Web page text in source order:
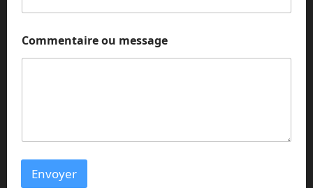
s
g
e
o
Commentaire ou message
Envoyer